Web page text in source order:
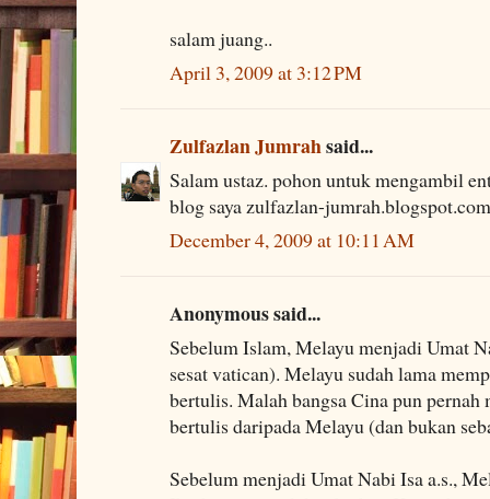
salam juang..
April 3, 2009 at 3:12 PM
Zulfazlan Jumrahsaid...
Salam ustaz. pohon untuk mengambil
blog saya zulfazlan-
December 4, 2009 at 10:11 AM
Anonymous said...
Sebelum Islam, Melayu menjadi Umat
sesat vatican). Melayu sudah lama
bertulis. Malah bangsa Cina pun
bertulis daripada Melayu (dan bukan
Sebelum menjadi Umat Nabi Isa a.s.,